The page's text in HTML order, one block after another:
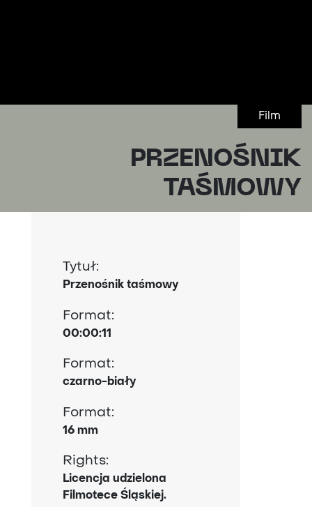
Film
PRZENOŚNIK
TAŚMOWY
Tytuł:
Przenośnik taśmowy
Format:
00:00:11
Format:
czarno-biały
Format:
16 mm
Rights:
Licencja udzielona
Filmotece Śląskiej.